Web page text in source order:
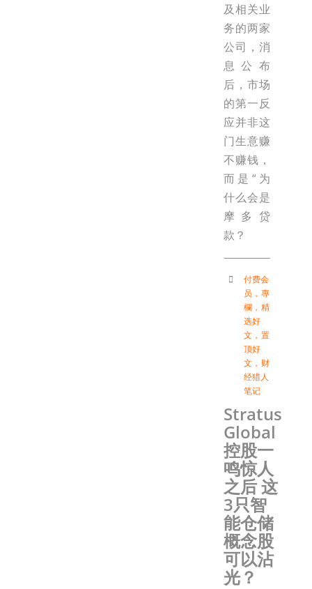
及相关业
务的两家
公司，消
息公布
后，市场
的第一反
应并非这
门生意赚
不赚钱，
而是“为
什么会是
摩多贷
款？
付费会
员 ， 專
欄 ， 精
选好
文 ， 置
顶好
文 ， 财
经猎人
笔记
Stratus
Global
控股一
鸣惊人
之后 这
3只智
能仓储
概念股
可以沾
光？